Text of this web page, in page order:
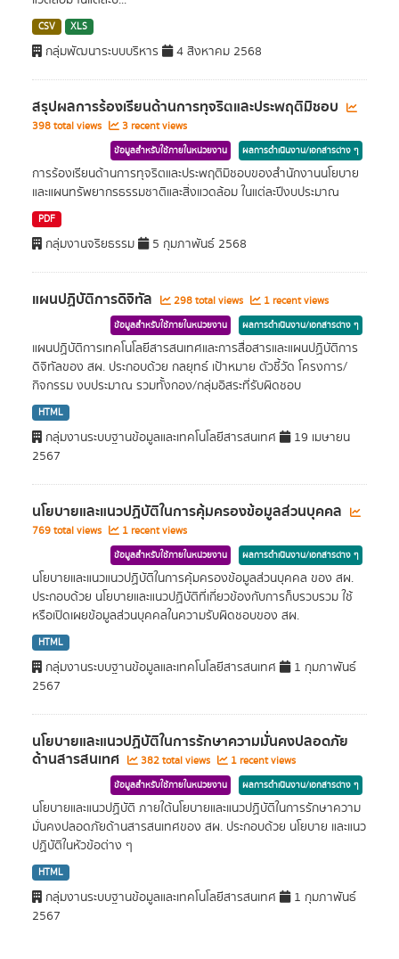
CSV XLS
กลุ่มพัฒนาระบบบริหาร 4 สิงหาคม 2568
สรุปผลการร้องเรียนด้านการทุจริตและประพฤติมิชอบ
398 total views 3 recent views
ข้อมูลสำหรับใช้ภายในหน่วยงาน ผลการดำเนินงาน/เอกสารต่าง ๆ
การร้องเรียนด้านการทุจริตและประพฤติมิชอบของสำนักงานนโยบาย
และแผนทรัพยากรธรรมชาติและสิ่งแวดล้อม ในแต่ละปีงบประมาณ
PDF
กลุ่มงานจริยธรรม 5 กุมภาพันธ์ 2568
แผนปฏิบัติการดิจิทัล 298 total views 1 recent views
ข้อมูลสำหรับใช้ภายในหน่วยงาน ผลการดำเนินงาน/เอกสารต่าง ๆ
แผนปฏิบัติการเทคโนโลยีสารสนเทศและการสื่อสารและแผนปฏิบัติการ
ดิจิทัลของ สผ. ประกอบด้วย กลยุทธ์ เป้าหมาย ตัวชี้วัด โครงการ/
กิจกรรม งบประมาณ รวมทั้งกอง/กลุ่มอิสระที่รับผิดชอบ
HTML
กลุ่มงานระบบฐานข้อมูลและเทคโนโลยีสารสนเทศ
19 เมษายน
2567
นโยบายและแนวปฏิบัติในการคุ้มครองข้อมูลส่วนบุคคล
769 total views 1 recent views
ข้อมูลสำหรับใช้ภายในหน่วยงาน ผลการดำเนินงาน/เอกสารต่าง ๆ
นโยบายและแนวแนวปฏิบัติในการคุ้มครองข้อมูลส่วนบุคคล ของ สผ.
ประกอบด้วย นโยบายและแนวปฏิบััติที่เกี่ยวข้องกับการก็บรวบรวม ใช้
หรือเปิดเผยข้อมูลส่วนบุคคลในความรับผิดชอบของ สผ.
HTML
กลุ่มงานระบบฐานข้อมูลและเทคโนโลยีสารสนเทศ
1 กุมภาพันธ์
2567
นโยบายและแนวปฏิบัติในการรักษาความมั่นคงปลอดภัย
ด้านสารสนเทศ 382 total views 1 recent views
ข้อมูลสำหรับใช้ภายในหน่วยงาน ผลการดำเนินงาน/เอกสารต่าง ๆ
นโยบายและแนวปฏิบัติ ภายใต้นโยบายและแนวปฏิบัติในการรักษาความ
มั่นคงปลอดภัยด้านสารสนเทศของ สผ. ประกอบด้วย นโยบาย และแนว
ปฏิบัติในหัวข้อต่าง ๆ
HTML
กลุ่มงานระบบฐานข้อมูลและเทคโนโลยีสารสนเทศ
1 กุมภาพันธ์
2567